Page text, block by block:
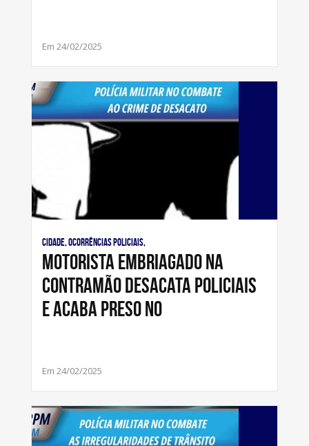
Em 24/02/2025
Cidade, Ocorrências Policiais,
Motorista embriagado na
contramão desacata policiais
e acaba preso no
Em 24/02/2025